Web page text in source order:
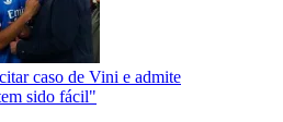
caso de Vini e admite
sido fácil"